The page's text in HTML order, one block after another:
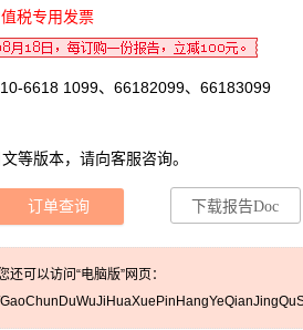
税专用发票
6618 1099、66182099、66183099
等版本，请向客服咨询。
订单查询 下载报告Doc
可以访问“电脑版”网页：